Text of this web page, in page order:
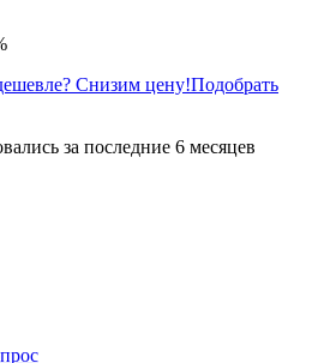
Снизим цену!Подобрать
за последние 6 месяцев